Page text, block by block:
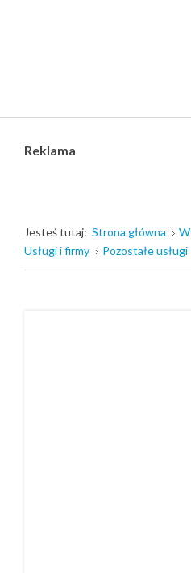
Reklama
Jesteś tutaj: Strona główna
Usługi i firmy
Pozostałe usługi